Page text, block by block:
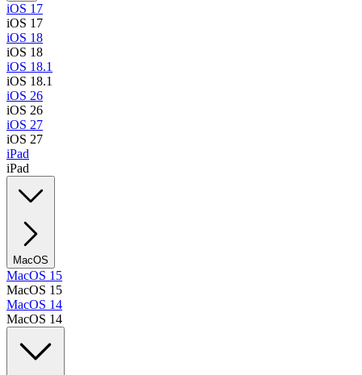
iOS 17
iOS 17
iOS 18
iOS 18
iOS 18.1
iOS 18.1
iOS 26
iOS 26
iOS 27
iOS 27
iPad
iPad
MacOS
MacOS 15
MacOS 15
MacOS 14
MacOS 14